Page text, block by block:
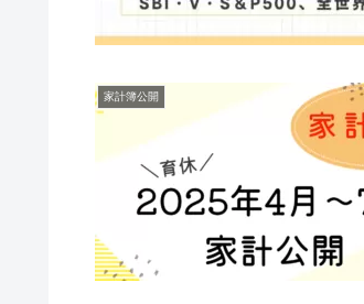
家計簿公開